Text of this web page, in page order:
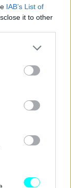
IAB’s List of
it to other
more Google
may click to
party tags to
below Google